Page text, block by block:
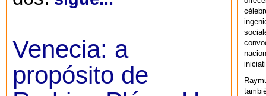
Venecia: a
propósito de